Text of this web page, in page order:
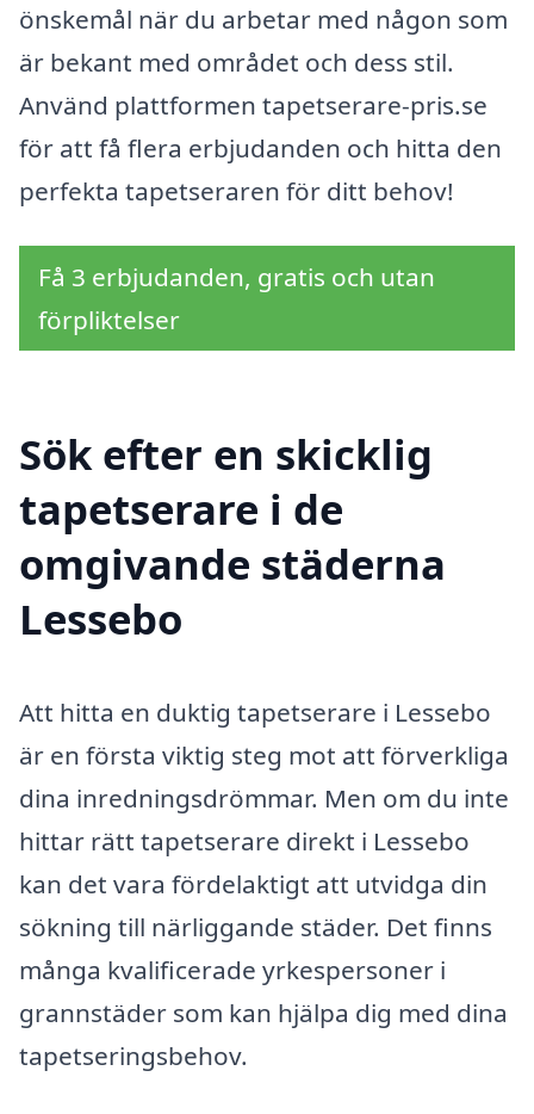
önskemål när du arbetar med någon som
är bekant med området och dess stil.
Använd plattformen tapetserare-pris.se
för att få flera erbjudanden och hitta den
perfekta tapetseraren för ditt behov!
Få 3 erbjudanden, gratis och utan
förpliktelser
Sök efter en skicklig
tapetserare i de
omgivande städerna
Lessebo
Att hitta en duktig tapetserare i Lessebo
är en första viktig steg mot att förverkliga
dina inredningsdrömmar. Men om du inte
hittar rätt tapetserare direkt i Lessebo
kan det vara fördelaktigt att utvidga din
sökning till närliggande städer. Det finns
många kvalificerade yrkespersoner i
grannstäder som kan hjälpa dig med dina
tapetseringsbehov.